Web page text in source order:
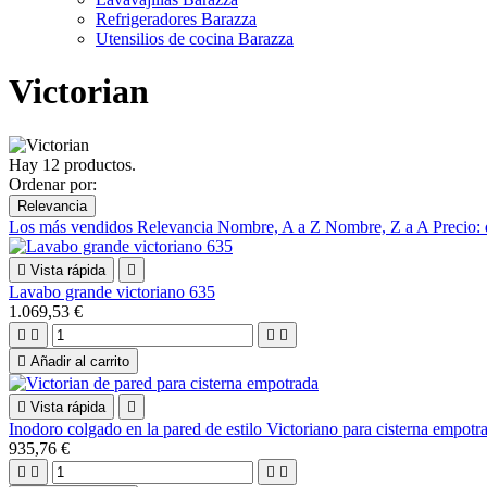
Refrigeradores Barazza
Utensilios de cocina Barazza
Victorian
Hay 12 productos.
Ordenar por:
Relevancia
Los más vendidos Relevancia Nombre, A a Z Nombre, Z a A Precio:
 Vista rápida 
Lavabo grande victoriano 635
1.069,53 €
   
 Añadir al carrito
 Vista rápida 
Inodoro colgado en la pared de estilo Victoriano para cisterna
935,76 €
   